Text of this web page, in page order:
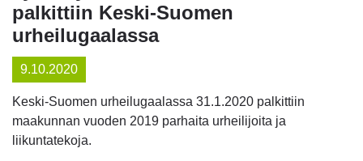
palkittiin Keski-Suomen
urheilugaalassa
9.10.2020
Keski-Suomen urheilugaalassa 31.1.2020 palkittiin
maakunnan vuoden 2019 parhaita urheilijoita ja
liikuntatekoja.